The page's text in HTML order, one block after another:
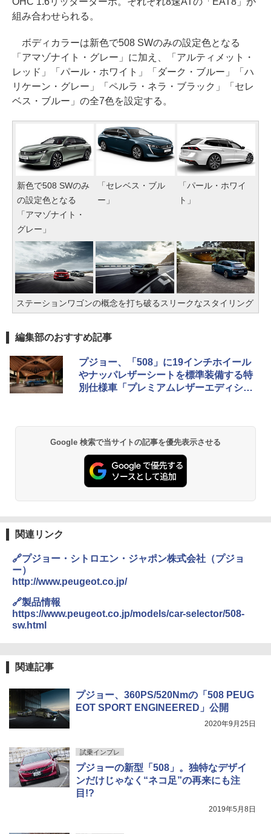
組み合わせられる。
ボディカラーは新色で508 SWのみの設定色となる
「アマゾナイト・グレー」に加え、「アルティメット・
レッド」「パール・ホワイト」「ダーク・ブルー」「ハ
リケーン・グレー」「ペルラ・ネラ・ブラック」「セレ
ベス・ブルー」の全7色を設定する。
新色で508 SWのみ
の設定色となる
「アマゾナイト・
グレー」
「セレベス・ブル
ー」
「パール・ホワイ
ト」
ステーションワゴンの概念を打ち破るスリークなスタイリング
編集部のおすすめ記事
プジョー、「508」に19インチホイール
やナッパレザーシートを標準装備する特
別仕様車「プレミアムレザーエディショ
Google 検索で当サイトの記事を優先表示させる
関連リンク
🔗プジョー・シトロエン・ジャポン株式会社（プジョ
ー）
http://www.peugeot.co.jp/
🔗製品情報
https://www.peugeot.co.jp/models/car-selector/508-
sw.html
関連記事
プジョー、360PS/520Nmの「508 PEUG
EOT SPORT ENGINEERED」公開
2020年9月25日
試乗インプレ
プジョーの新型「508」。独特なデザイ
ンだけじゃなく“ネコ足”の再来にも注
目!?
2019年5月8日